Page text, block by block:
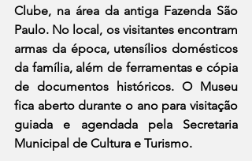
Clube, na área da antiga Fazenda São
Paulo. No local, os visitantes encontram
armas da época, utensílios domésticos
da família, além de ferramentas e cópia
de documentos históricos. O Museu
fica aberto durante o ano para visitação
guiada e agendada pela Secretaria
Municipal de Cultura e Turismo.